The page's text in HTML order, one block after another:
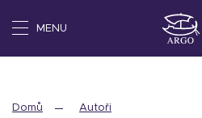
MENU
Domů Autoři